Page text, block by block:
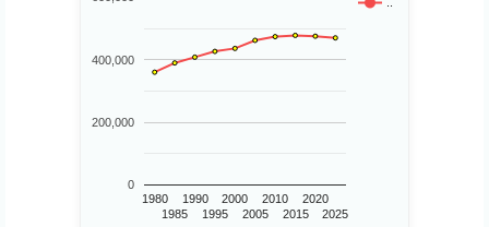
..
1980
1985
1990
1995
2000
2005
2010
2015
2020
2025
0
200,000
400,000